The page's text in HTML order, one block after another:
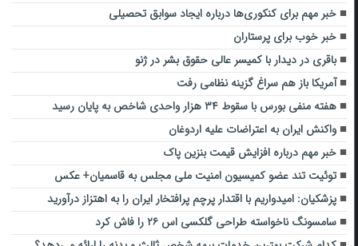
خبر مهم برای کنکوری‌ها درباره ایجاد سوابق تحصیلی
خبر خوب برای پرستاران
باقری در دیدار با کمیسر عالی حقوق بشر در ژنو
آمریکا باز هم سراغ گزینه نظامی رفت
هفته منفی بورس با سقوط ۳۴ هزار واحدی شاخص به پایان رسید
واکنش ایران به اعتراضات علیه اردوغان
خبر مهم درباره افزایش قیمت بنزین پاک
توئیت تند عضو کمیسیون امنیت ملی مجلس به قاسمیان+ عکس
پزشکیان: امیدواریم با اقتدار پرچم پرافتخار ایران را به اهتزاز درآورید
سامسونگ ناخواسته طراحی گلکسی اس ۲۶ را فاش کرد